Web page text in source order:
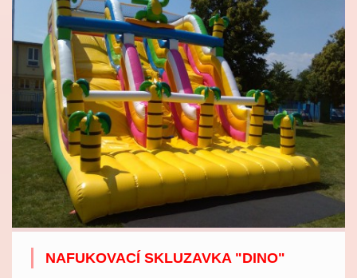
NAFUKOVACÍ SKLUZAVKA "DINO"